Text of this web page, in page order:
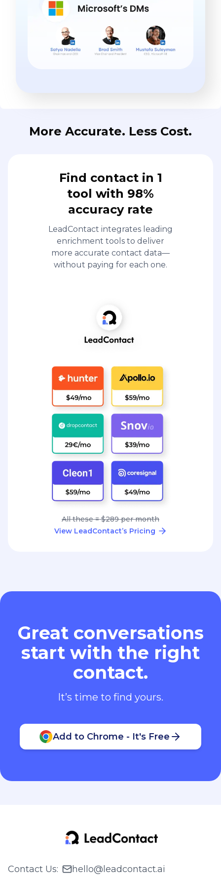
More Accurate. Less Cost.
Find contact in 1
tool with 98%
accuracy rate
LeadContact integrates leading
enrichment tools to deliver
more accurate contact data—
without paying for each one.
All these = $289 per month
View LeadContact’s Pricing
Great conversations
start with the right
contact.
It’s time to find yours.
Add to Chrome - It's Free
Contact Us: hello@leadcontact.ai